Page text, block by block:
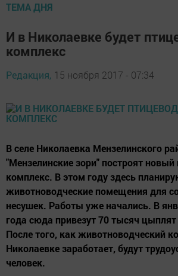
ТЕМА ДНЯ
И в Николаевке будет
комплекс
Редакция, 15 ноября 2017 - 07:34
В селе Николаевка Мензелинского
"Мензелинские зори" построят новый
комплекс. В этом году здесь
животноводческие помещения для
несушек. Работы уже начались. В
года сюда привезут 70 тысяч
После того, как животноводческий
Николаевке заработает, будут
человек.